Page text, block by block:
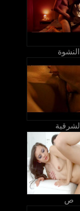
النشوة
الشرقية
ص